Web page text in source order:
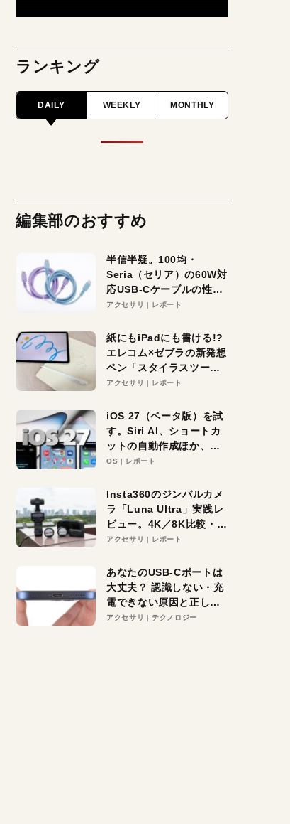
ランキング
DAILY WEEKLY MONTHLY
編集部のおすすめ
半信半疑。100均・
Seria（セリア）の60W対
応USB-Cケーブルの性能
を検証。超コスパの1本を
アクセサリ レポート
紙にもiPadにも書ける!?
エレコム×ゼブラの新発想
ペン「スタイラスツーウ
ェイ」レビュー。持ち替
アクセサリ レポート
iOS 27（ベータ版）を試
す。Siri AI、ショートカ
ットの自動作成ほか、期
待大の便利機能5選。
る未来はすぐそこ！
OS レポート
Insta360のジンバルカメ
ラ「Luna Ultra」実践レ
ビュー。4K／8K比較・ズ
ーム・夜間撮影をチェッ
アクセサリ レポート
あなたのUSB-Cポートは
大丈夫？ 認識しない・充
電できない原因と正しい
対策
アクセサリ テクノロジー